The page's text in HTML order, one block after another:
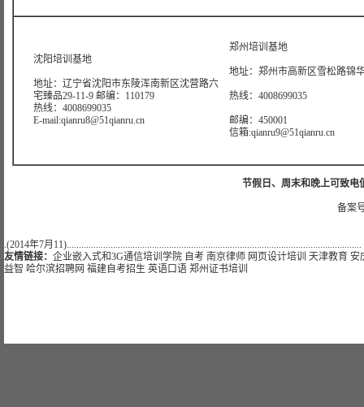
沈阳培训基地
地址：辽宁省沈阳市东陵浑南新区沈营路六
宅臻品29-11-9 邮编：110179
热线：4008699035
E-mail:qianru8@51qianru.cn
郑州培训基地
地址：郑州市高新区雪松路锦
热线：4008699035
邮编：450001
信箱:qianru9@51qianru.cn
节假日、周末和晚上可致电
备案
.(2014年7月11).........................................................................................................................
友情链接： 企业嵌入式和3G通信培训学院 自考 南京律师 网页设计培训 天津教育 安
益智 哈尔滨招聘网 福建自考招生 英语口语 郑州证书培训